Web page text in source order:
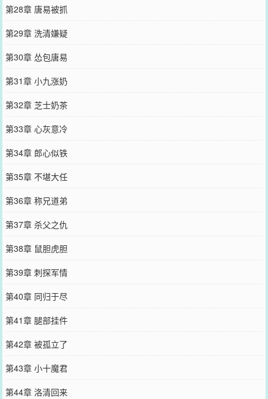
第28章 唐易被抓
第29章 洗清嫌疑
第30章 怂包唐易
第31章 小九涨奶
第32章 芝士奶茶
第33章 心灰意冷
第34章 郎心似铁
第35章 不堪大任
第36章 称兄道弟
第37章 杀父之仇
第38章 鼠胆虎胆
第39章 刺探军情
第40章 同归于尽
第41章 腿部挂件
第42章 被孤立了
第43章 小十魔君
第44章 洛清回来